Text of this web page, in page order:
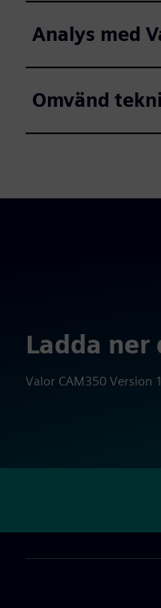
Analys med
Omvänd
Ladda ner
Valor CAM350 Version